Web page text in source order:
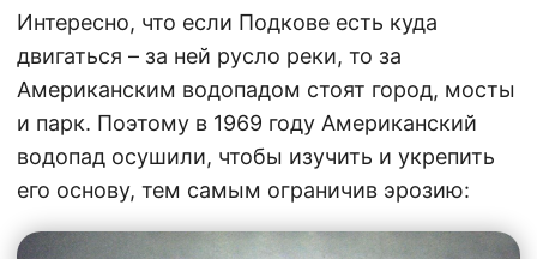
Интересно, что если Подкове есть куда
двигаться – за ней русло реки, то за
Американским водопадом стоят город, мосты
и парк. Поэтому в 1969 году Американский
водопад осушили, чтобы изучить и укрепить
его основу, тем самым ограничив эрозию: